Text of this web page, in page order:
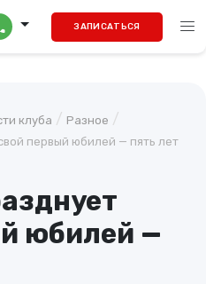
ЗАПИСАТЬСЯ menu
клуба / Разное /
первый юбилей — пять лет
юбилей —